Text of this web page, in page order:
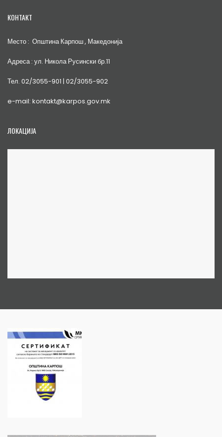
КОНТАКТ
Место : Општина Карпош , Македонија
Адреса : ул. Никола Русински бр.11
Тел. 02/3055-901 | 02/3055-902
e-mail: kontakt@karpos.gov.mk
ЛОКАЦИЈА